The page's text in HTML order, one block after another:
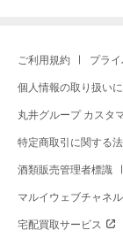
ご利用規約 プラ
個人情報の取り扱い
丸井グループ カスタ
特定商取引に関する
酒類販売管理者標識
マルイウェブチャネ
宅配買取サービス